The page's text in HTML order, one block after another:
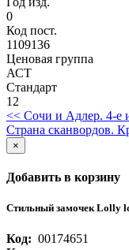
0
Код пост.
1109136
Ценовая группа
АСТ
Стандарт
12
<< Сочи и Адлер. 4-е
Страна сканвордов.
×
Добавить в корзину
Стильный замочек Lolly
Код: 00174651